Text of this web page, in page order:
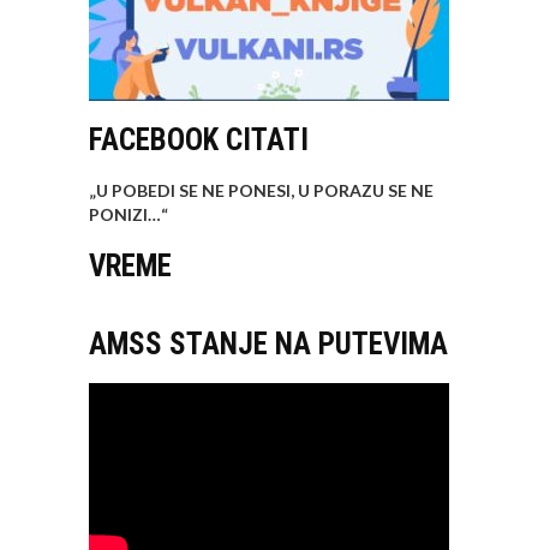
FACEBOOK CITATI
„U POBEDI SE NE PONESI, U PORAZU SE NE
PONIZI…“
VREME
AMSS STANJE NA PUTEVIMA